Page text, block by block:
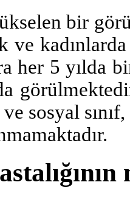
bir
ve
her 5 yılda
ve sosyal